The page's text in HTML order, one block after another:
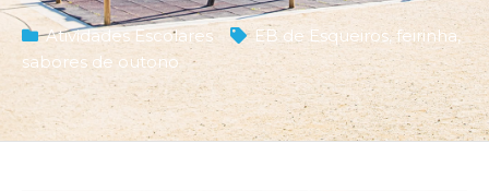
Atividades Escolares EB de Esqueiros,feirinha,
sabores de outono